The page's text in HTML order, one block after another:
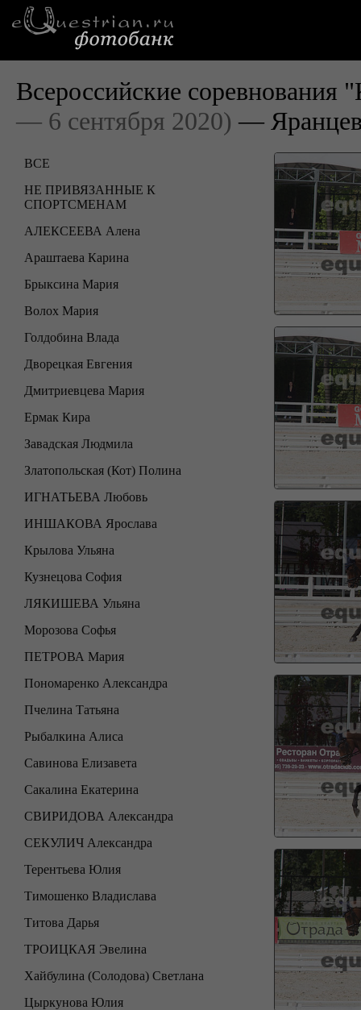
Всероссийские
— 6 сентября 2020) —
ВСЕ
НЕ ПРИВЯЗАННЫЕ К
СПОРТСМЕНАМ
АЛЕКСЕЕВА Алена
Араштаева Карина
Брыксина Мария
Волох Мария
Голдобина Влада
Дворецкая Евгения
Дмитриевцева Мария
Ермак Кира
Завадская Людмила
Златопольская (Кот) Полина
ИГНАТЬЕВА Любовь
ИНШАКОВА Ярослава
Крылова Ульяна
Кузнецова София
ЛЯКИШЕВА Ульяна
Морозова Софья
ПЕТРОВА Мария
Пономаренко Александра
Пчелина Татьяна
Рыбалкина Алиса
Савинова Елизавета
Сакалина Екатерина
СВИРИДОВА Александра
СЕКУЛИЧ Александра
Терентьева Юлия
Тимошенко Владислава
Титова Дарья
ТРОИЦКАЯ Эвелина
Хайбулина (Солодова) Светлана
Цыркунова Юлия